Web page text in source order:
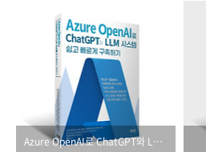
Azure OpenAI로 ChatGPT와 LLM 시스템 쉽고 빠르게 구축하기